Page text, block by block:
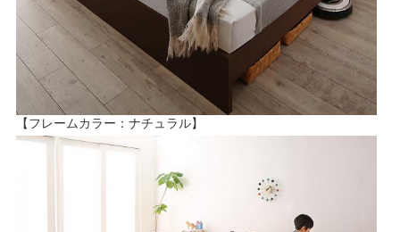
【フレームカラー：ナチュラル】